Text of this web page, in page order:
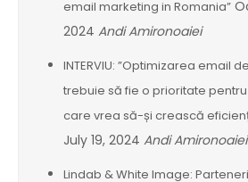
email marketing in Romania”
2024 Andi Amironoaiei
INTERVIU: ”Optimizarea email
trebuie să fie o prioritate
care vrea să-și crească
July 19, 2024 Andi Amironoaiei
Lindab & White Image: